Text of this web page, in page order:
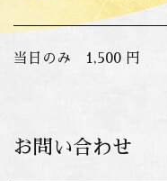
当日のみ 1,500 円
お問い合わせ